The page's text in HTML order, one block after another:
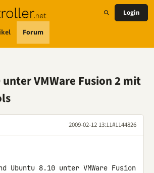
Forum
Login
VMWare Fusion 2 mit
2009-02-12 13:11#1144826
Ubuntu 8.10 unter VMWare Fusion